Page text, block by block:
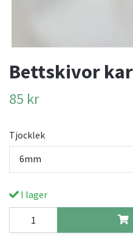
Bettskivor
85 kr
Tjocklek
6mm
I lager